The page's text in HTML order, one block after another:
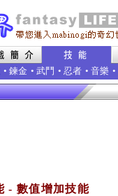
• 鍊金 • 武鬥 • 忍者 • 音樂 •
- 數值增加技能